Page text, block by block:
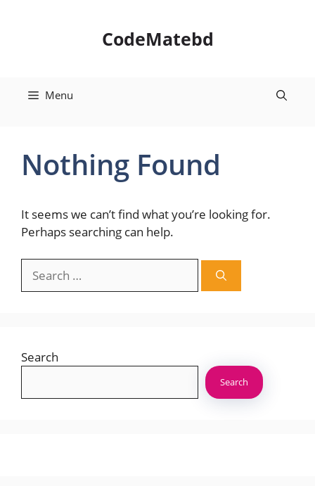
CodeMatebd
Menu
Nothing Found
It seems we can’t find what you’re looking for.
Perhaps searching can help.
for:
Search
Search